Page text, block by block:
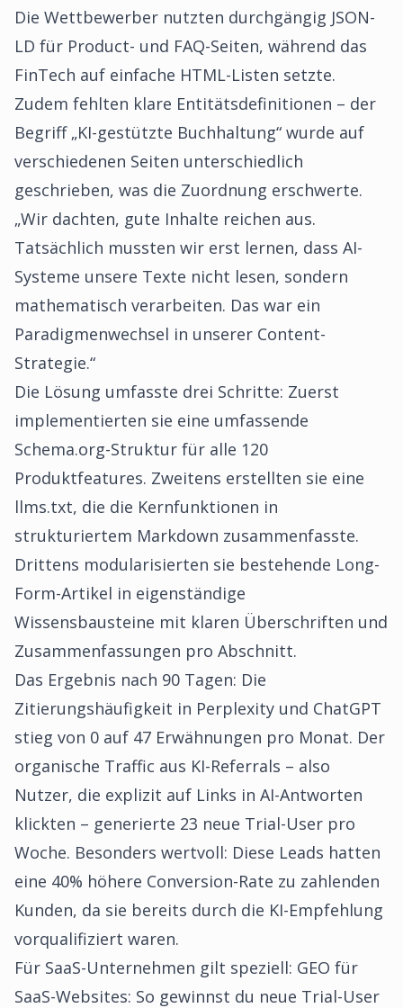
Die Wettbewerber nutzten durchgängig JSON-
LD für Product- und FAQ-Seiten, während das
FinTech auf einfache HTML-Listen setzte.
Zudem fehlten klare Entitätsdefinitionen – der
Begriff „KI-gestützte Buchhaltung“ wurde auf
verschiedenen Seiten unterschiedlich
geschrieben, was die Zuordnung erschwerte.
„Wir dachten, gute Inhalte reichen aus.
Tatsächlich mussten wir erst lernen, dass AI-
Systeme unsere Texte nicht lesen, sondern
mathematisch verarbeiten. Das war ein
Paradigmenwechsel in unserer Content-
Strategie.“
Die Lösung umfasste drei Schritte: Zuerst
implementierten sie eine umfassende
Schema.org-Struktur für alle 120
Produktfeatures. Zweitens erstellten sie eine
llms.txt, die die Kernfunktionen in
strukturiertem Markdown zusammenfasste.
Drittens modularisierten sie bestehende Long-
Form-Artikel in eigenständige
Wissensbausteine mit klaren Überschriften und
Zusammenfassungen pro Abschnitt.
Das Ergebnis nach 90 Tagen: Die
Zitierungshäufigkeit in Perplexity und ChatGPT
stieg von 0 auf 47 Erwähnungen pro Monat. Der
organische Traffic aus KI-Referrals – also
Nutzer, die explizit auf Links in AI-Antworten
klickten – generierte 23 neue Trial-User pro
Woche. Besonders wertvoll: Diese Leads hatten
eine 40% höhere Conversion-Rate zu zahlenden
Kunden, da sie bereits durch die KI-Empfehlung
vorqualifiziert waren.
Für SaaS-Unternehmen gilt speziell: GEO für
SaaS-Websites: So gewinnst du neue Trial-User